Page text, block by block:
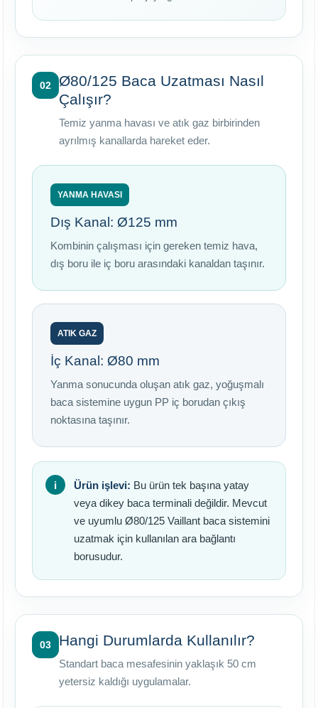
02
Ø80/125 Baca Uzatması Nasıl
Çalışır?
Temiz yanma havası ve atık gaz birbirinden
ayrılmış kanallarda hareket eder.
YANMA HAVASI
Dış Kanal: Ø125 mm
Kombinin çalışması için gereken temiz hava,
dış boru ile iç boru arasındaki kanaldan taşınır.
ATIK GAZ
İç Kanal: Ø80 mm
Yanma sonucunda oluşan atık gaz, yoğuşmalı
baca sistemine uygun PP iç borudan çıkış
noktasına taşınır.
Ürün işlevi: Bu ürün tek başına yatay
veya dikey baca terminali değildir. Mevcut
ve uyumlu Ø80/125 Vaillant baca sistemini
uzatmak için kullanılan ara bağlantı
borusudur.
03 Hangi Durumlarda Kullanılır?
Standart baca mesafesinin yaklaşık 50 cm
yetersiz kaldığı uygulamalar.